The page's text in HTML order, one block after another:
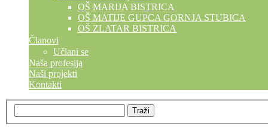
OŠ MARIJA BISTRICA
OŠ MATIJE GUPCA GORNJA STUBICA
OŠ ZLATAR BISTRICA
Članovi
Učlani se
Naša profesija
Naši projekti
Kontakti